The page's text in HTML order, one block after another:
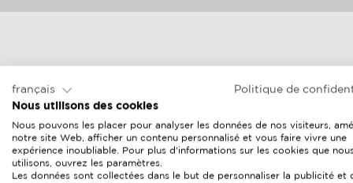
français
Politique de
Nous utilisons des cookies
Nous pouvons les placer pour analyser les données de nos visiteurs,
notre site Web, afficher un contenu personnalisé et vous faire vivre une
expérience inoubliable. Pour plus d'informations sur les cookies que
utilisons, ouvrez les paramètres.
Les données sont collectées dans le but de personnaliser la publicité et